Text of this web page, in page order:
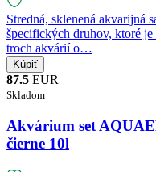
Stredná, sklenená akvarijná
špecifických druhov, ktoré
troch akvárií o…
87.5 EUR
Skladom
Akvárium set
čierne 10l